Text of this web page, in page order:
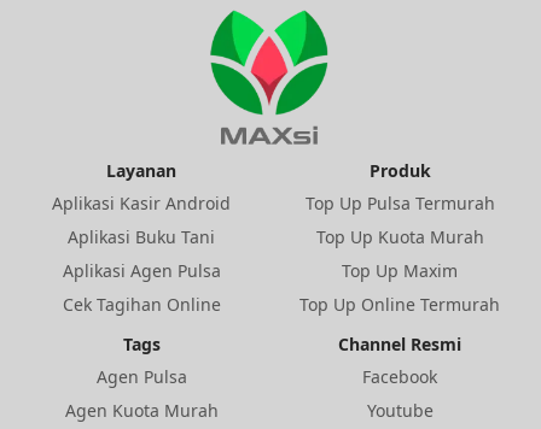
Layanan
Aplikasi Kasir Android
Aplikasi Buku Tani
Aplikasi Agen Pulsa
Cek Tagihan Online
Produk
Top Up Pulsa Termurah
Top Up Kuota Murah
Top Up Maxim
Top Up Online Termurah
Tags
Agen Pulsa
Agen Kuota Murah
Channel Resmi
Facebook
Youtube